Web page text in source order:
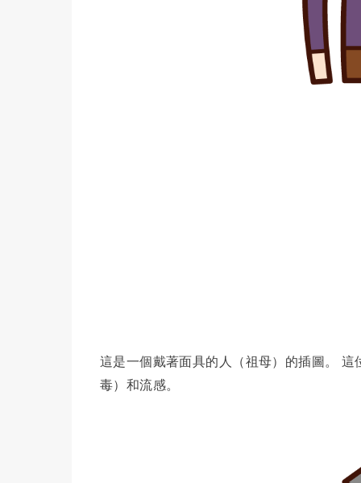
這是一個戴著面具的人（祖母）的插圖。
毒）和流感。